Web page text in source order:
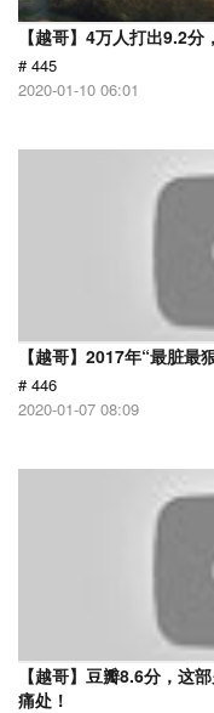
【越哥】4万人打出9.2
# 445
2020-01-10 06:01
【越哥】2017年“最脏最
# 446
2020-01-07 08:09
【越哥】豆瓣8.6分，这
痛处！